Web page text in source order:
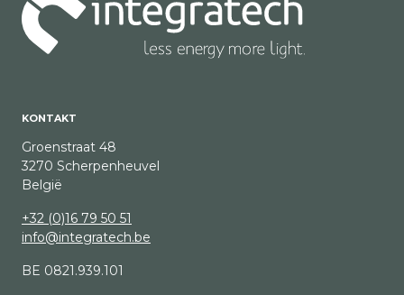
KONTAKT
Groenstraat 48
3270 Scherpenheuvel
België
+32 (0)16 79 50 51
info@integratech.be
BE 0821.939.101